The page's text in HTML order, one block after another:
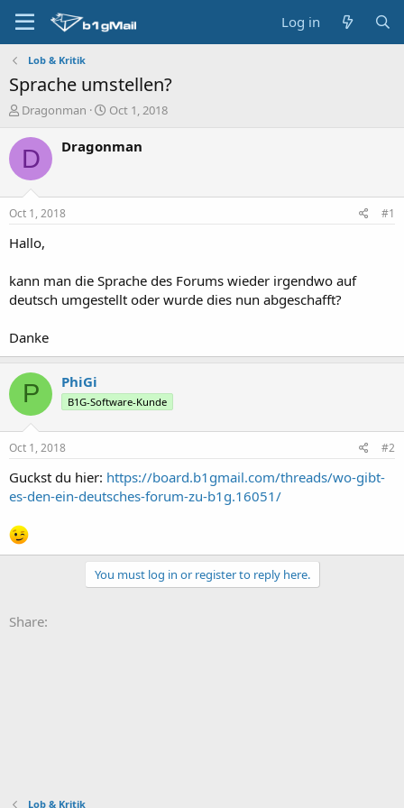
Log in
Lob & Kritik
Sprache umstellen?
T
r
a
s
t
a
e
r
Dragonman
S
a
Oct 1, 2018
D Dragonman
Oct 1, 2018 #1
Hallo,
kann man die Sprache des Forums wieder irgendwo auf
deutsch umgestellt oder wurde dies nun abgeschafft?
Danke
P PhiGi
B1G-Software-Kunde
Oct 1, 2018 #2
Guckst du hier: https://board.b1gmail.com/threads/wo-gibt-
es-den-ein-deutsches-forum-zu-b1g.16051/
You must log in or register to reply here.
Share:
Lob & Kritik